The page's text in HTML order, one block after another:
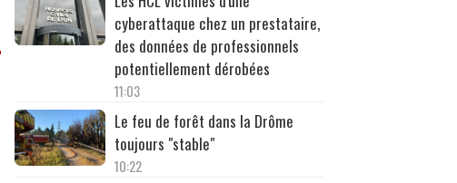
cyberattaque chez un prestataire,
des données de professionnels
potentiellement dérobées
11:03
Le feu de forêt dans la Drôme
toujours "stable"
10:22